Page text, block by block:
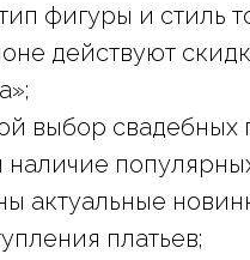
фигуры и стиль
действуют
выбор свадебных
наличие
актуальные
платьев;